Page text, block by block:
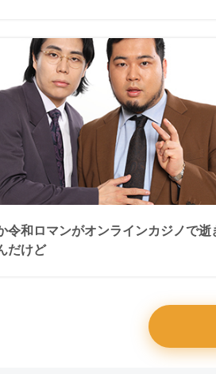
令和ロマンがオンラインカジノで逝
だけど